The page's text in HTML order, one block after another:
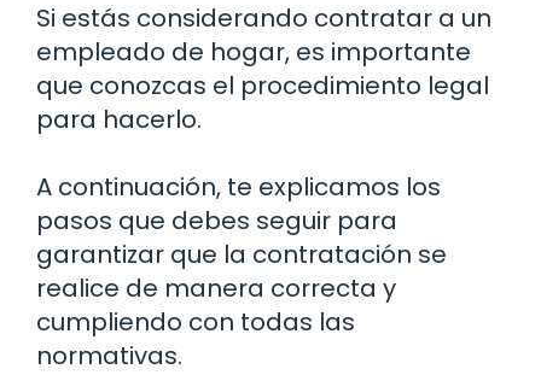
Si estás considerando contratar a un
empleado de hogar, es importante
que conozcas el procedimiento legal
para hacerlo.
A continuación, te explicamos los
pasos que debes seguir para
garantizar que la contratación se
realice de manera correcta y
cumpliendo con todas las
normativas.